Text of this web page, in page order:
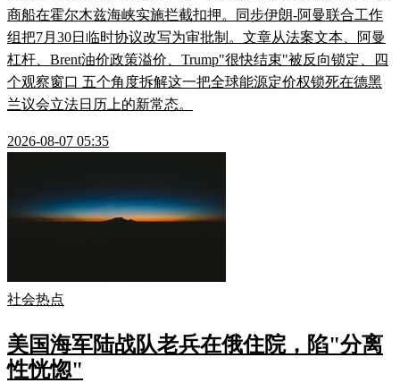
商船在霍尔木兹海峡实施拦截扣押。同步伊朗-阿曼联合工作
组把7月30日临时协议改写为审批制。文章从法案文本、阿曼
杠杆、Brent油价政策溢价、Trump"很快结束"被反向锁定、四
个观察窗口 五个角度拆解这一把全球能源定价权锁死在德黑
兰议会立法日历上的新常态。
2026-08-07 05:35
社会热点
美国海军陆战队老兵在俄住院，陷"分离
性恍惚"